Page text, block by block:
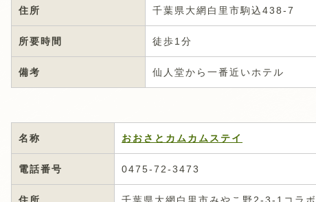
住所 千葉県大網白里市駒込438-7
所要時間 徒歩1分
備考 仙人堂から一番近いホテル
名称 おおさとカムカムステイ
電話番号 0475-72-3473